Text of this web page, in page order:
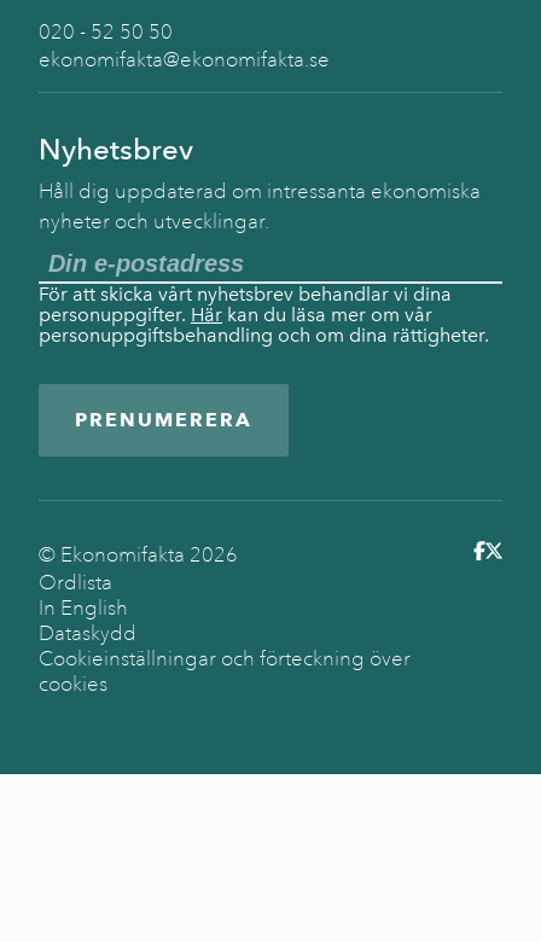
020 - 52 50 50
ekonomifakta@ekonomifakta.se
Nyhetsbrev
Håll dig uppdaterad om intressanta ekonomiska
nyheter och utvecklingar.
För att skicka vårt nyhetsbrev behandlar vi dina
personuppgifter. Här kan du läsa mer om vår
personuppgiftsbehandling och om dina rättigheter.
PRENUMERERA
© Ekonomifakta 2026
Ordlista
In English
Dataskydd
Cookieinställningar och förteckning över
cookies